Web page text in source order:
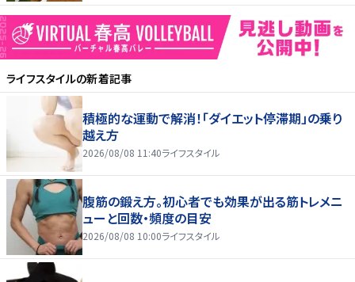
ライフスタイルの新着記事
積極的な運動で解消！「ダイエット停滞期」の乗り
越え方
2026/08/08 11:40ライフスタイル
腹筋の鍛え方。初心者でも効果が出る筋トレメニ
ューと回数・頻度の目安
2026/08/08 10:00ライフスタイル